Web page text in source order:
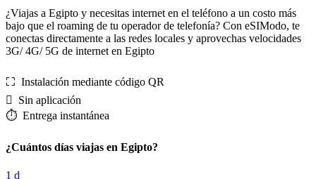
¿Viajas a Egipto y necesitas internet en el teléfono a un costo más
bajo que el roaming de tu operador de telefonía? Con eSIModo, te
conectas directamente a las redes locales y aprovechas velocidades
3G/ 4G/ 5G de internet en Egipto
⛶️️ Instalación mediante código QR
️ Sin aplicación
⏱️️ Entrega instantánea
¿Cuántos días viajas en Egipto?
1 d